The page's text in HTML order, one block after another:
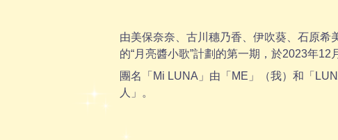
由美保奈奈、古川穗乃香、伊吹葵、石原希
的“月亮醬小歌”計劃的第一期，於2023年12
團名「Mi LUNA」由「ME」（我）和「
人」。